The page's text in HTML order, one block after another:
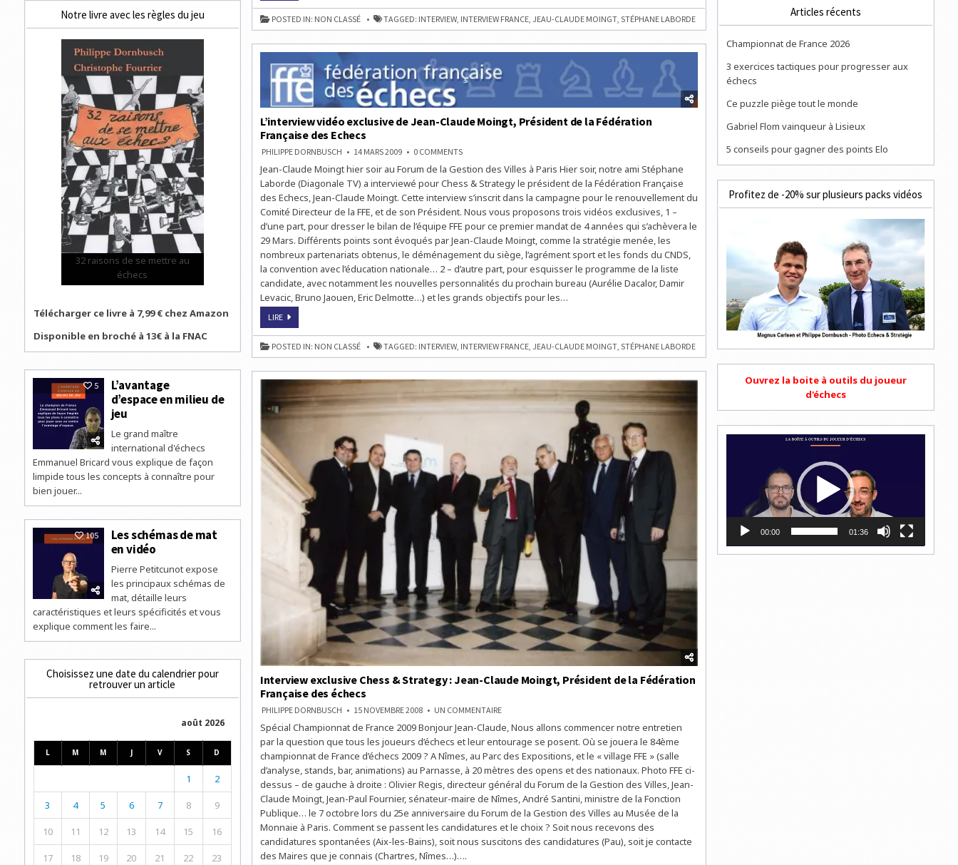
EXCLUSIVE
DE
JEAN-
CLAUDE
LA
FÉDÉRATION
FRANÇAISE
DES
ECHECS
POSTED IN: NON CLASSÉ TAGGED: INTERVIEW, INTERVIEW FRANCE, JEAU-CLAUDE MOINGT, STÉPHANE LABORDE
L’interview vidéo exclusive de Jean-Claude Moingt, Président de la Fédération
Française des Echecs
PHILIPPE DORNBUSCH 14 MARS 2009 0 COMMENTSON
VIDÉO
DE
JEAN-
CLAUDE
MOINGT,
DE
FÉDÉRATION
FRANÇAISE
ECHECS
Jean-Claude Moingt hier soir au Forum de la Gestion des Villes à Paris Hier soir, notre ami Stéphane
Laborde (Diagonale TV) a interviewé pour Chess & Strategy le président de la Fédération Française
des Echecs, Jean-Claude Moingt. Cette interview s’inscrit dans la campagne pour le renouvellement du
Comité Directeur de la FFE, et de son Président. Nous vous proposons trois vidéos exclusives, 1 –
d’une part, pour dresser le bilan de l’équipe FFE pour ce premier mandat de 4 années qui s’achèvera le
29 Mars. Différents points sont évoqués par Jean-Claude Moingt, comme la stratégie menée, les
nombreux partenariats obtenus, le déménagement du siège, l’agrément sport et les fonds du CNDS,
la convention avec l’éducation nationale… 2 – d’autre part, pour esquisser le programme de la liste
candidate, avec notamment les nouvelles personnalités du prochain bureau (Aurélie Dacalor, Damir
Levacic, Bruno Jaouen, Eric Delmotte…) et les grands objectifs pour les…
LIREL’INTERVIEW
EXCLUSIVE
DE
JEAN-
CLAUDE
FÉDÉRATION
FRANÇAISE
DES
POSTED IN: NON CLASSÉ TAGGED: INTERVIEW, INTERVIEW FRANCE, JEAU-CLAUDE MOINGT, STÉPHANE LABORDE
Interview exclusive Chess & Strategy : Jean-Claude Moingt, Président de la Fédération
Française des échecs
PHILIPPE DORNBUSCH 15 NOVEMBRE 2008 UN COMMENTAIRESUR
EXCLUSIVE
CHESS
&
STRATEGY
:
JEAN-
MOINGT,
PRÉSIDENT
DE
LA
FRANÇAISE
DES
ÉCHECS
Spécial Championnat de France 2009 Bonjour Jean-Claude, Nous allons commencer notre entretien
par la question que tous les joueurs d’échecs et leur entourage se posent. Où se jouera le 84ème
championnat de France d’échecs 2009 ? A Nîmes, au Parc des Expositions, et le « village FFE » (salle
d’analyse, stands, bar, animations) au Parnasse, à 20 mètres des opens et des nationaux. Photo FFE ci-
dessus – de gauche à droite : Olivier Regis, directeur général du Forum de la Gestion des Villes, Jean-
Claude Moingt, Jean-Paul Fournier, sénateur-maire de Nîmes, André Santini, ministre de la Fonction
Publique… le 7 octobre lors du 25e anniversaire du Forum de la Gestion des Villes au Musée de la
Monnaie à Paris. Comment se passent les candidatures et le choix ? Soit nous recevons des
candidatures spontanées (Aix-les-Bains), soit nous suscitons des candidatures (Pau), soit je contacte
des Maires que je connais (Chartres, Nîmes…)….
Notre livre avec les règles du jeu
32 raisons de se mettre au
échecs
Télécharger ce livre à 7,99 € chez Amazon
Disponible en broché à 13€ à la FNAC
5
L’avantage
d’espace en milieu de
jeu
Le grand maître
international d'échecs
Emmanuel Bricard vous explique de façon
limpide tous les concepts à connaître pour
bien jouer...
105
Les schémas de mat
en vidéo
Pierre Petitcunot expose
les principaux schémas de
mat, détaille leurs
caractéristiques et leurs spécificités et vous
explique comment les faire...
Choisissez une date du calendrier pour
retrouver un article
août 2026
L M M J V S D
1 2
3 4 5 6 7 8 9
10 11 12 13 14 15 16
17 18 19 20 21 22 23
Articles récents
Championnat de France 2026
3 exercices tactiques pour progresser aux
échecs
Ce puzzle piège tout le monde
Gabriel Flom vainqueur à Lisieux
5 conseils pour gagner des points Elo
Profitez de -20% sur plusieurs packs vidéos
Ouvrez la boite à outils du joueur
d'échecs
00:00 01:36